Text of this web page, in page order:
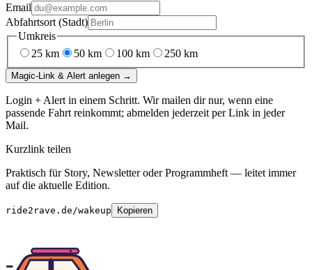
Email
Abfahrtsort (Stadt)
Umkreis
25 km 50 km 100 km 250 km
Magic-Link & Alert anlegen →
Login + Alert in einem Schritt. Wir mailen dir nur, wenn eine
passende Fahrt reinkommt; abmelden jederzeit per Link in jeder
Mail.
Kurzlink teilen
Praktisch für Story, Newsletter oder Programmheft — leitet immer
auf die aktuelle Edition.
ride2rave.de/wakeup Kopieren